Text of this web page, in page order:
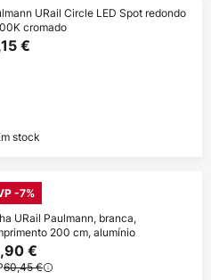
URail Circle LED Spot redondo
cromado
€
stock
-7%
URail Paulmann, branca,
200 cm, alumínio
€
60,45 €